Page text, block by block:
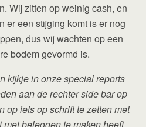
Wij zitten op weinig cash, en
er een stijging komt is er nog
dus wij wachten op een
bodem gevormd is.
kijkje in onze special reports
aan de rechter side bar op
op iets op schrift te zetten met
beleggen te maken heeft,